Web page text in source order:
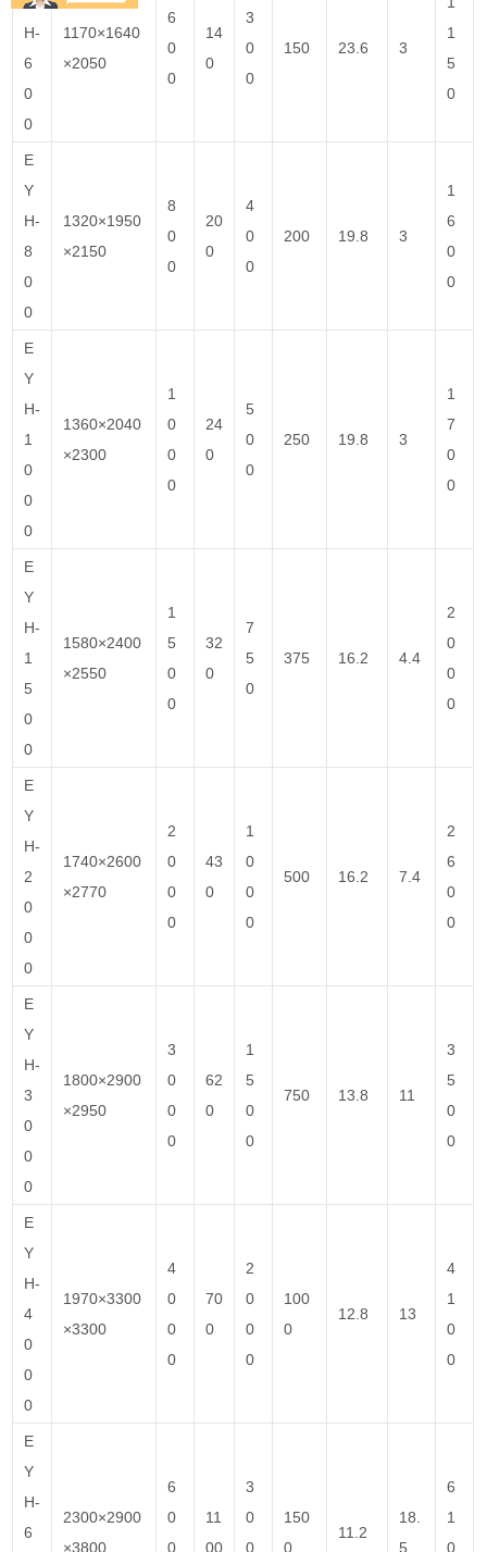
H-
6
0
0
1170×1640
×2050
6
0
0
14
0
3
0
0
150 23.6 3
1
5
0
E
Y
H-
8
0
0
1320×1950
×2150
8
0
0
20
0
4
0
0
200 19.8 3
1
6
0
0
E
Y
H-
1
0
0
0
1360×2040
×2300
1
0
0
0
24
0
5
0
0
250 19.8 3
1
7
0
0
E
Y
H-
1
5
0
0
1580×2400
×2550
1
5
0
0
32
0
7
5
0
375 16.2 4.4
2
0
0
0
E
Y
H-
2
0
0
0
1740×2600
×2770
2
0
0
0
43
0
1
0
0
0
500 16.2 7.4
2
6
0
0
E
Y
H-
3
0
0
0
1800×2900
×2950
3
0
0
0
62
0
1
5
0
0
750 13.8 11
3
5
0
0
E
Y
H-
4
0
0
0
1970×3300
×3300
4
0
0
0
70
0
2
0
0
0
100
0
12.8 13
4
1
0
0
E
Y
H-
6
2300×2900
×3800
6
0
0
11
00
3
0
0
150
0
11.2
18.
5
6
1
0